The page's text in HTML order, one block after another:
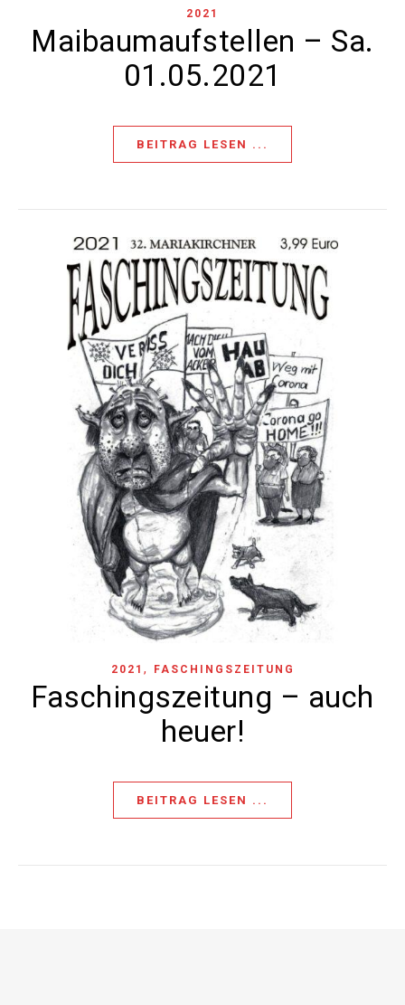
2021
Maibaumaufstellen – Sa.
01.05.2021
BEITRAG LESEN ...
2021 , FASCHINGSZEITUNG
Faschingszeitung – auch
heuer!
BEITRAG LESEN ...